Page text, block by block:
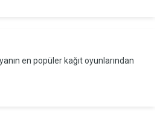
en popüler kağıt oyunlarından